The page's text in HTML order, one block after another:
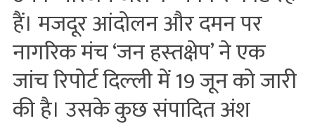
हैं। मजदूर आंदोलन और दमन पर
नागरिक मंच ‘जन हस्‍तक्षेप’ ने एक
जांच रिपोर्ट दिल्‍ली में 19 जून को जारी
की है। उसके कुछ संपादित अंश